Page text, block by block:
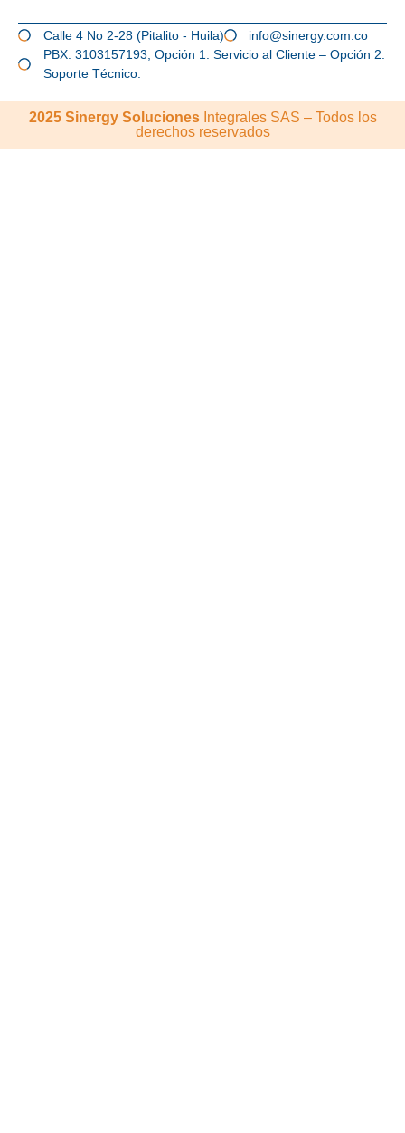
Calle 4 No 2-28 (Pitalito - Huila)
info@sinergy.com.co
PBX: 3103157193, Opción 1: Servicio al Cliente – Opción 2:
Soporte Técnico.
2025 Sinergy SolucionesIntegrales SAS – Todos los
derechos reservados